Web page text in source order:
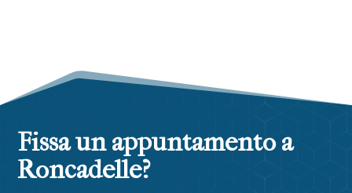
Fissa un appuntamento a
Roncadelle?